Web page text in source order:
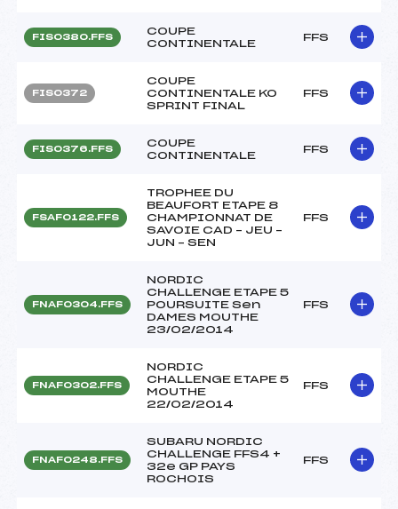
FIS0380.FFS
COUPE
CONTINENTALE
FFS
FIS0372
COUPE
CONTINENTALE KO
SPRINT FINAL
FFS
FIS0376.FFS
COUPE
CONTINENTALE
FFS
FSAF0122.FFS
TROPHEE DU
BEAUFORT ETAPE 8
CHAMPIONNAT DE
SAVOIE CAD – JEU –
JUN – SEN
FFS
FNAF0304.FFS
NORDIC
CHALLENGE ETAPE 5
POURSUITE Sen
DAMES MOUTHE
23/02/2014
FFS
FNAF0302.FFS
NORDIC
CHALLENGE ETAPE 5
MOUTHE
22/02/2014
FFS
FNAF0248.FFS
SUBARU NORDIC
CHALLENGE FFS4 +
32e GP PAYS
ROCHOIS
FFS